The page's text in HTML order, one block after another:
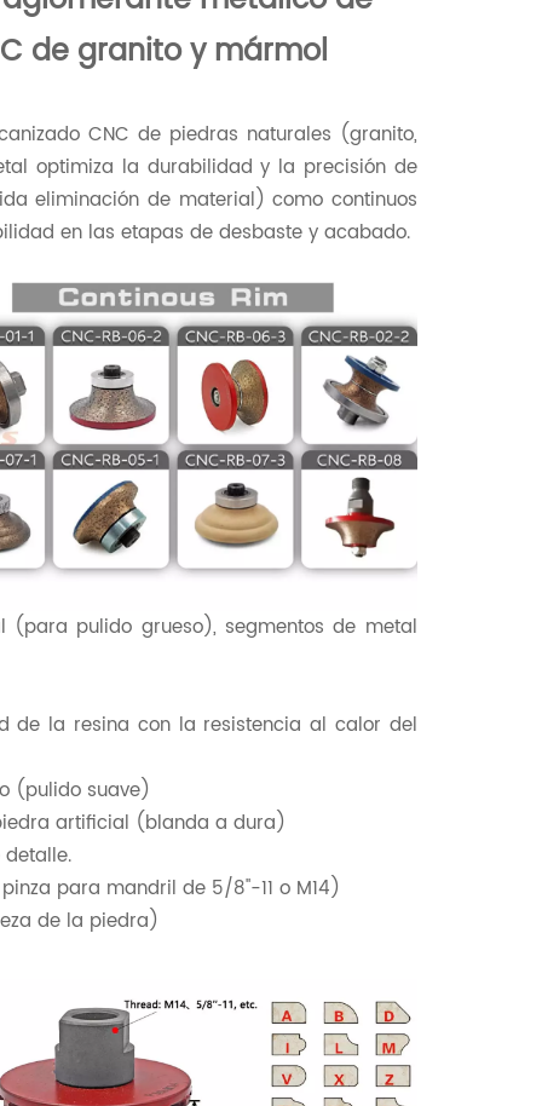
de granito y mármol
CNC de piedras naturales (granito,
optimiza la durabilidad y la precisión de
eliminación de material) como continuos
en las etapas de desbaste y acabado.
(para pulido grueso), segmentos de metal
de la resina con la resistencia al calor del
(pulido suave)
artificial (blanda a dura)
para mandril de 5/8"-11 o M14)
de la piedra)